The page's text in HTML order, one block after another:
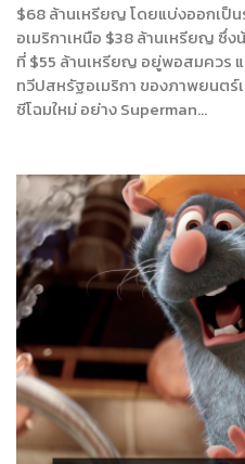
$68 ล้านเหรียญ โดยแบ่งออกเป็น
อเมริกาเหนือ $38 ล้านเหรียญ ซึ่
ที่ $55 ล้านเหรียญ อยู่พอสมควร
ทวีปสหรัฐอเมริกา ของภาพยนต
ซีโฉมใหม่ อย่าง Superman…